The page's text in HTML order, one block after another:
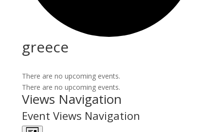
greece
There are no upcoming events.
There are no upcoming events.
Views Navigation
Event Views Navigation